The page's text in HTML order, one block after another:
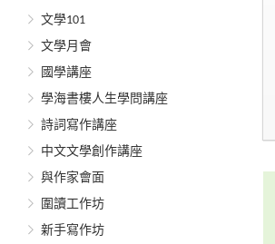
文學101
文學月會
國學講座
學海書樓人生學問講座
詩詞寫作講座
中文文學創作講座
與作家會面
圍讀工作坊
新手寫作坊